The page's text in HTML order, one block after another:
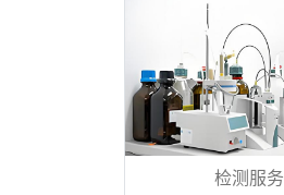
检测服务